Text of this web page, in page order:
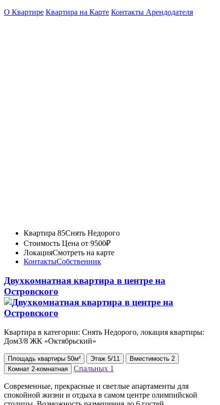
О Квартире Квартира на Карте Контакты Арендодателя
Квартира 85Снять Недорого
Стоимость Цена от 9500₽
ЛокацияСмотреть на карте
КонтактыСобственник
Двухкомнатная квартира в центре на
Островского
Квартира в категории: Снять Недорого, локация квартиры:
Дом3/8 ЖК «Октябрьский»
Площадь квартиры 50м² Этаж 5/11 Вместимость 2
Комнат 2-комнатная Спальных 1
Современные, прекрасные и светлые апартаменты для
спокойной жизни и отдыха в самом центре олимпийской